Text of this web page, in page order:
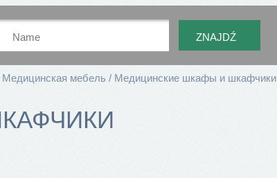
Медицинская мебель Медицинские шкафы и шкафчики